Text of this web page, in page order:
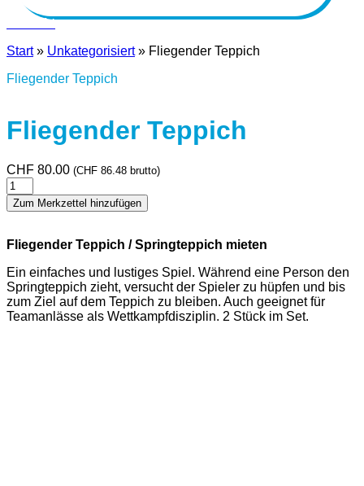
Kontakt
Start» Unkategorisiert» Fliegender Teppich
Fliegender Teppich
Fliegender Teppich
CHF 80.00 (CHF 86.48 brutto)
Fliegender
Teppich
Menge
Zum Merkzettel hinzufügen
Fliegender Teppich / Springteppich mieten
Ein einfaches und lustiges Spiel. Während eine Person den
Springteppich zieht, versucht der Spieler zu hüpfen und bis
zum Ziel auf dem Teppich zu bleiben. Auch geeignet für
Teamanlässe als Wettkampfdisziplin. 2 Stück im Set.